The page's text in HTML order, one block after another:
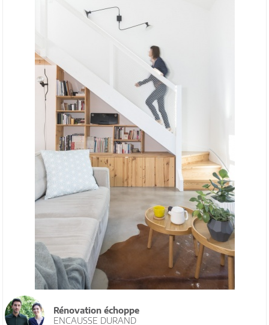
Rénovation échoppe
ENCAUSSE DURAND